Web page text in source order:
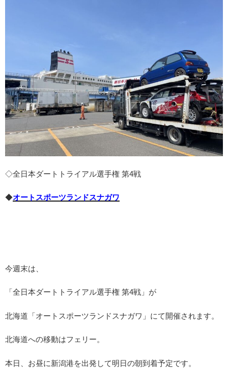
◇全日本ダートトライアル選手権 第4戦
◆オートスポーツランドスナガワ
今週末は、
「全日本ダートトライアル選手権 第4戦」が
北海道「オートスポーツランドスナガワ」にて開催されます。
北海道への移動はフェリー。
本日、お昼に新潟港を出発して明日の朝到着予定です。